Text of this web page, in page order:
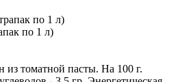
по 1 л)
из томатной пасты. На 100 г.